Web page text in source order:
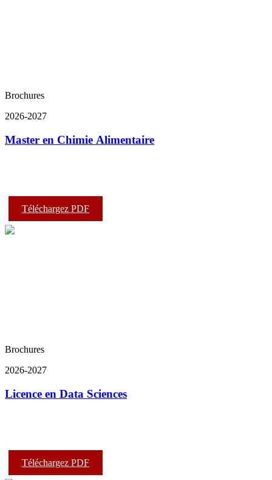
Brochures
2026-2027
Master en Chimie Alimentaire
Téléchargez PDF
Brochures
2026-2027
Licence en Data Sciences
Téléchargez PDF